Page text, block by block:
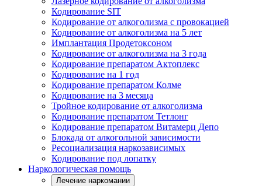
Кодирование SIT
Кодирование от алкоголизма с провокацией
Кодирование от алкоголизма на 5 лет
Имплантация Продетоксоном
Кодирование от алкоголизма на 3 года
Кодирование препаратом Актоплекс
Кодирование на 1 год
Кодирование препаратом Колме
Кодирование на 3 месяца
Тройное кодирование от алкоголизма
Кодирование препаратом Тетлонг
Кодирование препаратом Витамерц Депо
Блокада от алкогольной зависимости
Ресоциализация наркозависимых
Кодирование под лопатку
Наркологическая помощь
Лечение наркомании